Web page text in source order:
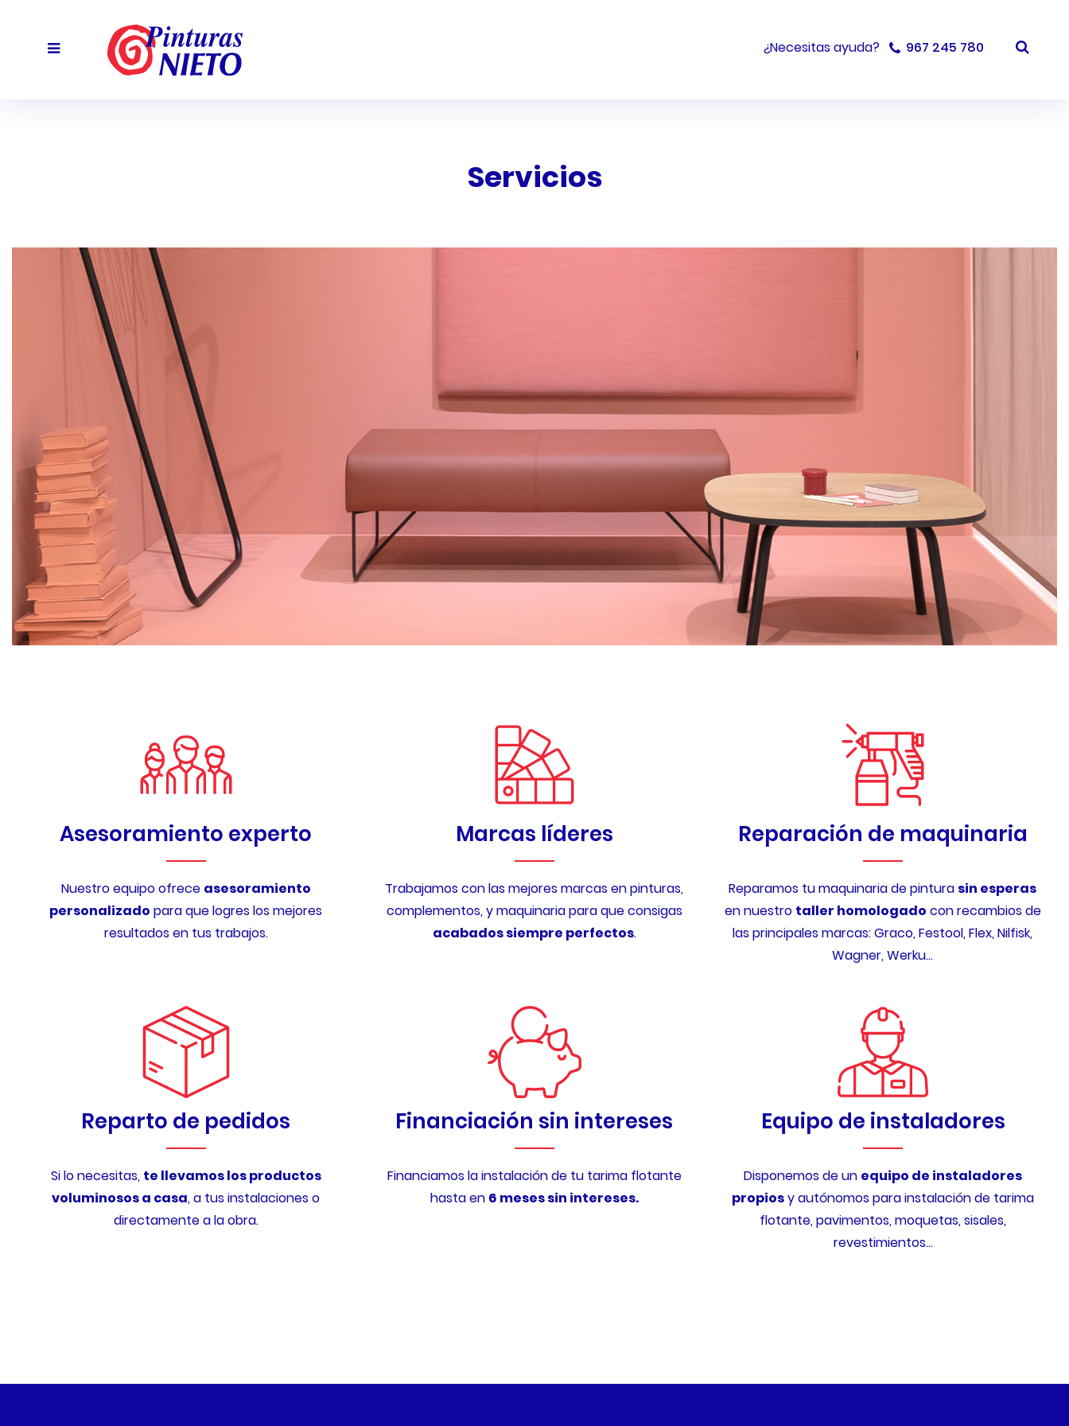
¿Necesitas ayuda? 967 245 780
Servicios
Asesoramiento experto
Nuestro equipo ofrece asesoramiento
personalizado para que logres los mejores
resultados en tus trabajos.
Marcas líderes
Trabajamos con las mejores marcas en pinturas,
complementos, y maquinaria para que consigas
acabados siempre perfectos.
Reparación de maquinaria
Reparamos tu maquinaria de pintura sin esperas
en nuestro taller homologado con recambios de
las principales marcas: Graco, Festool, Flex, Nilfisk,
Wagner, Werku…
Reparto de pedidos
Si lo necesitas, te llevamos los productos
voluminosos a casa, a tus instalaciones o
directamente a la obra.
Financiación sin intereses
Financiamos la instalación de tu tarima flotante
hasta en 6 meses sin intereses.
Equipo de instaladores
Disponemos de un equipo de instaladores
propiosy autónomos para instalación de tarima
flotante, pavimentos, moquetas, sisales,
revestimientos…